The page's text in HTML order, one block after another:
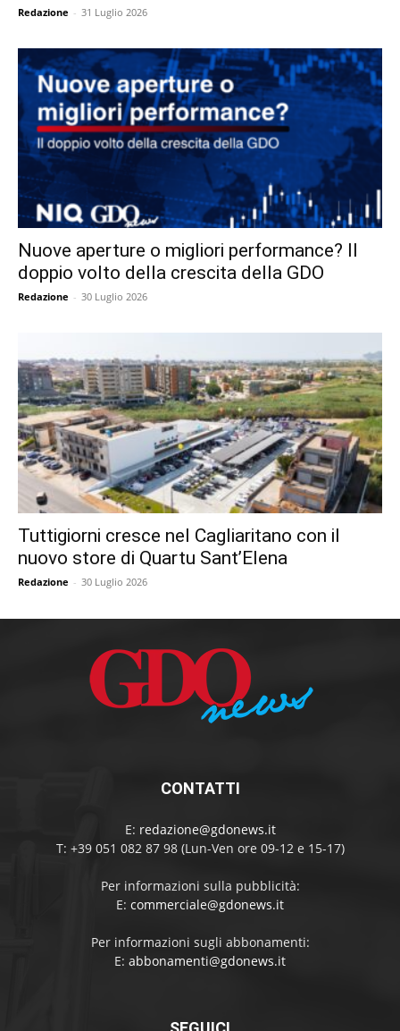
Redazione - 31 Luglio 2026
Nuove aperture o migliori performance? Il
doppio volto della crescita della GDO
Redazione - 30 Luglio 2026
Tuttigiorni cresce nel Cagliaritano con il
nuovo store di Quartu Sant’Elena
Redazione - 30 Luglio 2026
CONTATTI
E: redazione@gdonews.it
T: +39 051 082 87 98 (Lun-Ven ore 09-12 e 15-17)
Per informazioni sulla pubblicità:
E: commerciale@gdonews.it
Per informazioni sugli abbonamenti:
E: abbonamenti@gdonews.it